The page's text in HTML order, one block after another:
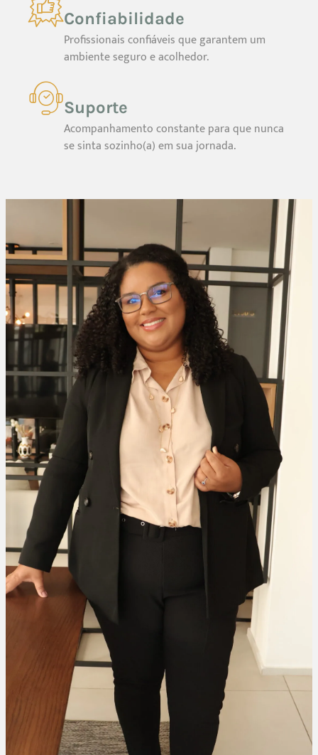
Confiabilidade
Profissionais confiáveis que garantem um
ambiente seguro e acolhedor.
Suporte
Acompanhamento constante para que nunca
se sinta sozinho(a) em sua jornada.